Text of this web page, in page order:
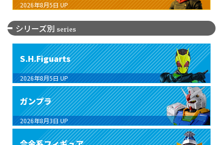
2026年8月5日 UP
シリーズ別 series
S.H.Figuarts
2026年8月5日 UP
ガンプラ
2026年8月3日 UP